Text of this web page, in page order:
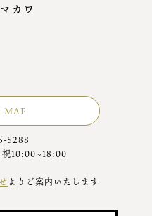
カワ
MAP
5288
10:00~18:00
よりご案内いたします